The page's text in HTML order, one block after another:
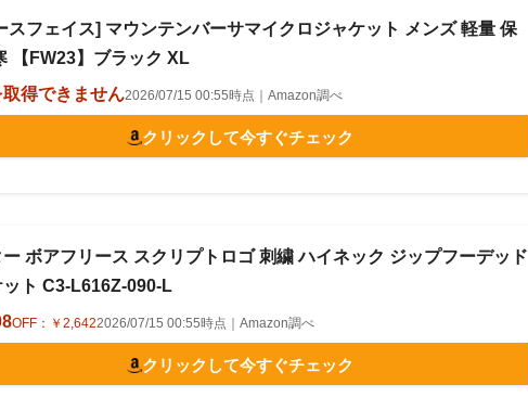
スフェイス] マウンテンバーサマイクロジャケット メンズ 軽量 保
【FW23】ブラック XL
得できません2026/07/15 00:55時点｜Amazon調べ
クリックして今すぐチェック
ー ボアフリース スクリプトロゴ 刺繍 ハイネック ジップフーデッド
ット C3-L616Z-090-L
OFF： ￥2,6422026/07/15 00:55時点｜Amazon調べ
クリックして今すぐチェック